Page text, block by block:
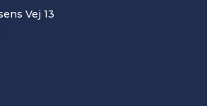
Vej 13